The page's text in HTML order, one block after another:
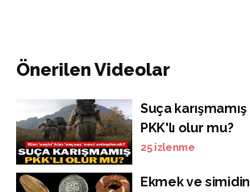
Önerilen Videolar
Suça karışmamış
PKK'lı olur mu?
25izlenme
Ekmek ve simidin